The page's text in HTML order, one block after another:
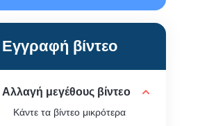
Εγγραφή βίντεο
Αλλαγή μεγέθους βίντεο
Κάντε τα βίντεο μικρότερα